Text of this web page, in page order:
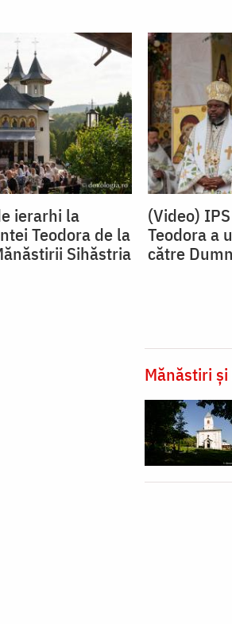
ierarhi la
Teodora de la
Sihăstria
(Video)
Teodora a
către
Mănăstiri